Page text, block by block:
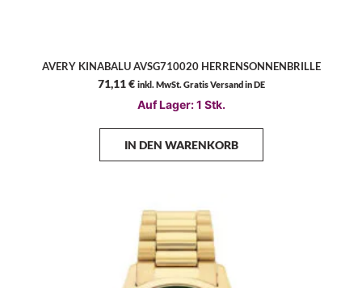
AVERY KINABALU AVSG710020 HERRENSONNENBRILLE
71,11€ inkl. MwSt. Gratis Versand in DE
Auf Lager: 1 Stk.
IN DEN WARENKORB